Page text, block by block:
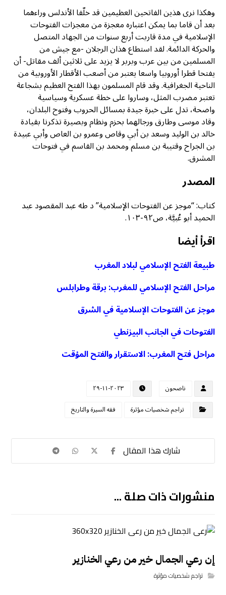
وهكذا نرى هذين الفاتحين العظيمين قد خلّفا الأندلس وراءهما
بعد أن قاما بما يمكن اعتباره معجزة من معجزات الفتوحات
الإسلامية في مدة قاربت أربع سنوات من الجهاد المتصل
والحركة الدائمة. لقد استطاع هذان الرجلان -مع جيش من
المسلمين من بين عرب وبربر لا يزيد على ثلاثين ألف مقاتل- أن
يفتحا قطرا أوروبيا واسعا يعتبر من أصعب الأقطار الأوروبية من
الناحية الجغرافية. وقد قام المسلمون بهذا الفتح العظيم بشجاعة
تعتبر مضرب المثل، وساروا على خطة عسكرية وسياسية
واضحة، تدل على خبرة جيدة بمسائل الحروب وفتوح البلدان،
وقاد موسى وطارق ورجالهما بحزم ونظام وبصيرة تذكرنا بقيادة
خالد بن الوليد وسعد بن أبي وقاص وعمرو بن العاص وأبي عبيدة
بن الجراح وقتيبة بن مسلم ومحمد بن القاسم في فتوحات
المشرق.
المصدر
كتاب: “موجز عن الفتوحات الإسلامية” د طه عبد المقصود عبد
الحميد أبو عُبيَّة، ص٩٢-١٠٣.
اقرأ أيضا
طبيعة الفتح الإسلامي لبلاد المغرب
مراحل الفتح الإسلامي للمغرب: برقة وطرابلس
موجز عن الفتوحات الإسلامية في الشرق
الفتوحات في الجانب البيزنطي
مراحل فتح المغرب: الاستقرار والفتح المؤقت
ناصحون
٢٠٢٣-١١-٢٩
تراجم شخصيات مؤثرة
فقه السيرة والتاريخ
منشورات ذات صلة ...
إن رعي الجمال خير من رعي الخنازير
تراجم شخصيات مؤثرة